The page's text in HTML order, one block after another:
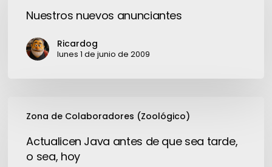
Nuestros nuevos anunciantes
Ricardog
lunes 1 de junio de 2009
Zona de Colaboradores (Zoológico)
Java
Actualicen Java antes de que sea tarde,
o sea, hoy